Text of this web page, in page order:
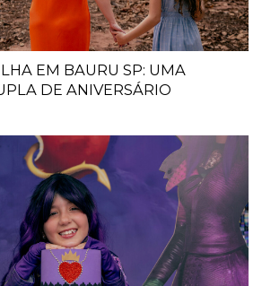
EM BAURU SP: UMA
DE ANIVERSÁRIO